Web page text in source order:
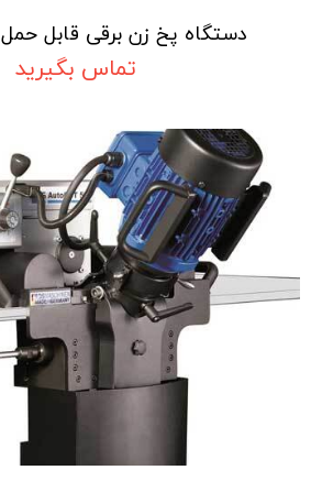
دستگاه پخ زن برقی قابل حمل AST-PKH6
تماس بگیرید